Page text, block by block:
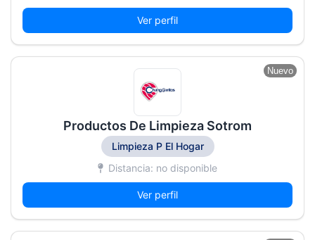
Ver perfil
Nuevo
Productos De Limpieza Sotrom
Limpieza P El Hogar
Distancia: no disponible
Ver perfil